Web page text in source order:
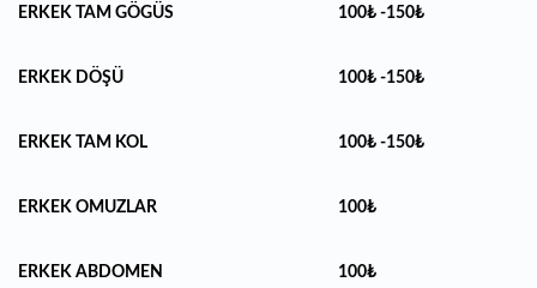
ERKEK TAM GÖGÜS 100₺ -150₺
ERKEK DÖŞÜ 100₺ -150₺
ERKEK TAM KOL 100₺ -150₺
ERKEK OMUZLAR 100₺
ERKEK ABDOMEN 100₺